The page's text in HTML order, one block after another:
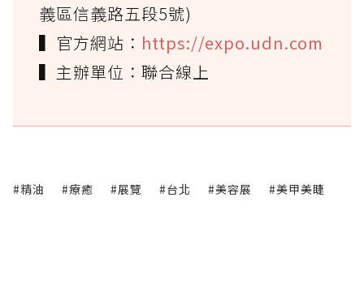
義區信義路五段5號)
▍官方網站： https://expo.udn.com
▍主辦單位：聯合線上
#精油 #療癒 #展覽 #台北 #美容展 #美甲美睫